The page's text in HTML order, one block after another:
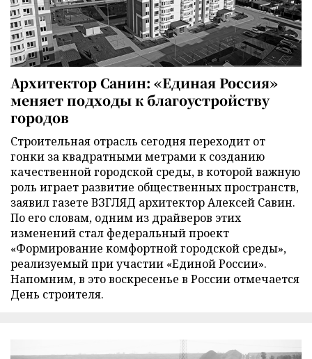
Архитектор Санин: «Единая Россия»
меняет подходы к благоустройству
городов
Строительная отрасль сегодня переходит от
гонки за квадратными метрами к созданию
качественной городской среды, в которой важную
роль играет развитие общественных пространств,
заявил газете ВЗГЛЯД архитектор Алексей Савин.
По его словам, одним из драйверов этих
изменений стал федеральный проект
«Формирование комфортной городской среды»,
реализуемый при участии «Единой России».
Напомним, в это воскресенье в России отмечается
День строителя.